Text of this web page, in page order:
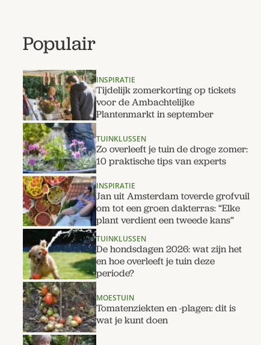
Populair
INSPIRATIE
Tijdelijk zomerkorting op tickets
voor de Ambachtelijke
Plantenmarkt in september
TUINKLUSSEN
Zo overleeft je tuin de droge zomer:
10 praktische tips van experts
INSPIRATIE
Jan uit Amsterdam toverde grofvuil
om tot een groen dakterras: “Elke
plant verdient een tweede kans”
TUINKLUSSEN
De hondsdagen 2026: wat zijn het
en hoe overleeft je tuin deze
periode?
MOESTUIN
Tomatenziekten en -plagen: dit is
wat je kunt doen